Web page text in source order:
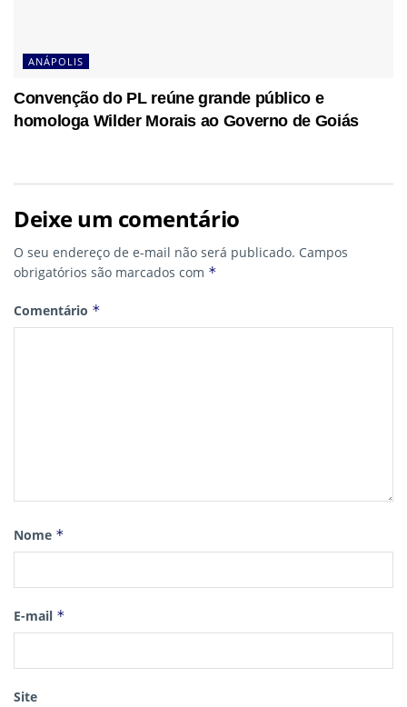
ANÁPOLIS
Convenção do PL reúne grande público e
homologa Wilder Morais ao Governo de Goiás
Deixe um comentário
O seu endereço de e-mail não será publicado. Campos
obrigatórios são marcados com *
Comentário *
Nome *
E-mail *
Site